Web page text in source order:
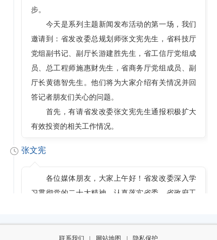
步。
今天是系列主题新闻发布活动的第一场，我们
邀请到：省发改委总规划师张文宪先生，省科技厅
党组副书记、副厅长游建胜先生，省工信厅党组成
员、总工程师施惠财先生，省商务厅党组成员、副
厅长黄德智先生。他们将为大家介绍有关情况并回
答记者朋友们关心的问题。
首先，有请省发改委张文宪先生通报积极扩大
有效投资的相关工作情况。
张文宪
各位媒体朋友，大家上午好！省发改委深入学
习贯彻党的二十大精神，认真落实省委、省政府工
强投资对优化供给结构的关键作用，发挥投资对稳
住经济大盘的重要作用。在各项政策措施集中发力
联系我们 | 网站地图 | 隐私保护